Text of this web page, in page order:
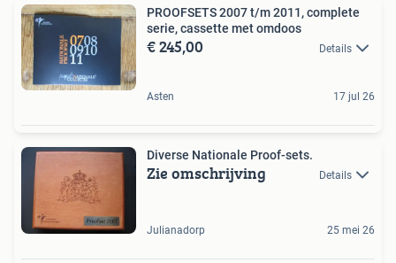
PROOFSETS 2007 t/m 2011, complete
serie, cassette met omdoos
€ 245,00 Details
Asten 17 jul 26
Diverse Nationale Proof-sets.
Zie omschrijving Details
Julianadorp 25 mei 26